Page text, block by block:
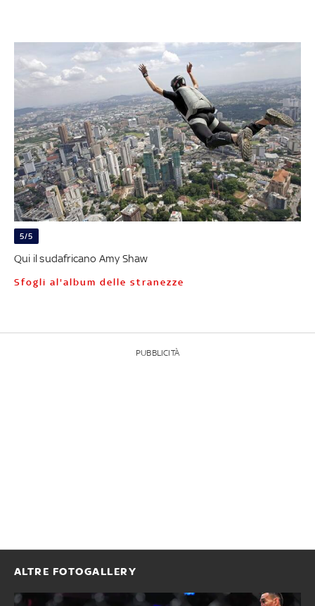
5/5
Qui il sudafricano Amy Shaw
Sfogli al'album delle stranezze
PUBBLICITÀ
ALTRE FOTOGALLERY